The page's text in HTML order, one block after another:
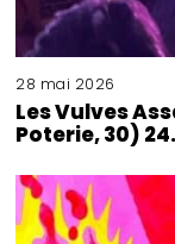
28 mai 2026
Les Vulves
Poterie, 30)